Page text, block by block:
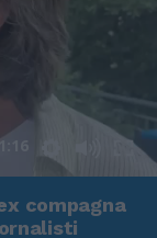
compagna